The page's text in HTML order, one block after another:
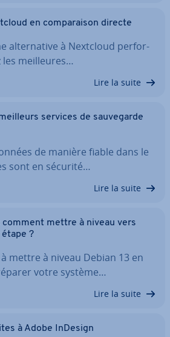
en com­pa­rai­son directe
al­ter­na­tive à Nextcloud per­for­
les meil­leures…
Lire la suite
services de sau­ve­garde
de manière fiable dans le
sont en sécurité…
Lire la suite
comment mettre à niveau vers
étape ?
mettre à niveau Debian 13 en
votre système…
Lire la suite
à Adobe InDesign